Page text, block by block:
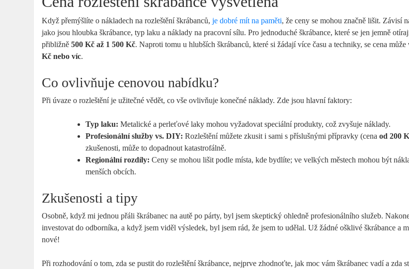
Když přemýšlíte o nákladech na rozleštění škrábanců,je dobré mít na paměti, že ceny se mohou značně lišit. Závisí
jako jsou hloubka škrábance, typ laku a náklady na pracovní sílu. Pro jednoduché škrábance, které se jen jemně
přibližně500 Kč až 1 500 Kč. Naproti tomu u hlubších škrábanců, které si žádají více času a techniky, se cena
Kč nebo víc.
Co ovlivňuje cenovou nabídku?
Při úvaze o rozleštění je užitečné vědět, co vše ovlivňuje konečné náklady. Zde jsou hlavní faktory:
Typ laku: Metalické a perleťové laky mohou vyžadovat speciální produkty, což zvyšuje náklady.
Profesionální služby vs. DIY: Rozleštění můžete zkusit i sami s příslušnými přípravky (cenaod 200
zkušenosti, může to dopadnout katastrofálně.
Regionální rozdíly: Ceny se mohou lišit podle místa, kde bydlíte; ve velkých městech mohou být
menších obcích.
Zkušenosti a tipy
Osobně, když mi jednou přáli škrábanec na autě po párty, byl jsem skeptický ohledně profesionálního služeb.
investovat do odborníka, a když jsem viděl výsledek, byl jsem rád, že jsem to udělal. Už žádné ošklivé škrábance a
nové!
Při rozhodování o tom, zda se pustit do rozleštění škrábance, nejprve zhodnoťte, jak moc vám škrábanec vadí a zda